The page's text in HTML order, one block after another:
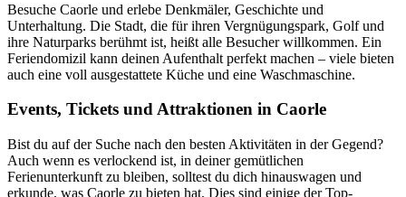
Besuche Caorle und erlebe Denkmäler, Geschichte und
Unterhaltung. Die Stadt, die für ihren Vergnügungspark, Golf und
ihre Naturparks berühmt ist, heißt alle Besucher willkommen. Ein
Feriendomizil kann deinen Aufenthalt perfekt machen – viele bieten
auch eine voll ausgestattete Küche und eine Waschmaschine.
Events, Tickets und Attraktionen in Caorle
Bist du auf der Suche nach den besten Aktivitäten in der Gegend?
Auch wenn es verlockend ist, in deiner gemütlichen
Ferienunterkunft zu bleiben, solltest du dich hinauswagen und
erkunde, was Caorle zu bieten hat. Dies sind einige der Top-